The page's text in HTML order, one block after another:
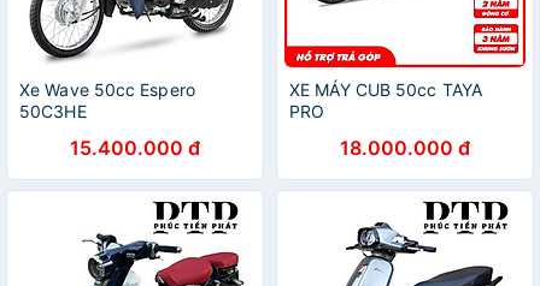
Xe Wave 50cc Espero
50C3HE
15.400.000 đ
XE MÁY CUB 50cc TAYA
PRO
18.000.000 đ